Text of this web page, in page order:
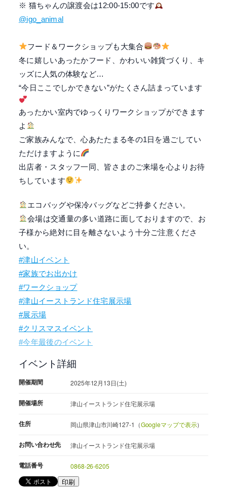
※ 猫ちゃんの譲渡会は12:00-15:00です
@igo_animal
フード＆ワークショップも大集合
冬に嬉しいあったかフード、かわいい雑貨づくり、キ
ッズに人気の体験など…
“今日ここでしかできない”がたくさん詰まっています
あったかい室内でゆっくりワークショップができます
よ
ご家族みんなで、心あたたまる冬の1日を過ごしてい
ただけますように
出店者・スタッフ一同、皆さまのご来場を心よりお待
ちしています
エコバッグや保冷バッグなどご持参ください。
会場は交通量の多い道路に面しておりますので、お
子様から絶対に目を離さないよう十分ご注意くださ
い。
#津山イベント
#家族でお出かけ
#ワークショップ
#津山イーストランド住宅展示場
#展示場
#クリスマスイベント
#今年最後のイベント
イベント詳細
開催期間 2025年12月13日(土)
開催場所 津山イーストランド住宅展示場
住所 岡山県津山市川崎127-1（Googleマップで表示）
お問い合わせ先 津山イーストランド住宅展示場
電話番号 0868-26-6205
印刷